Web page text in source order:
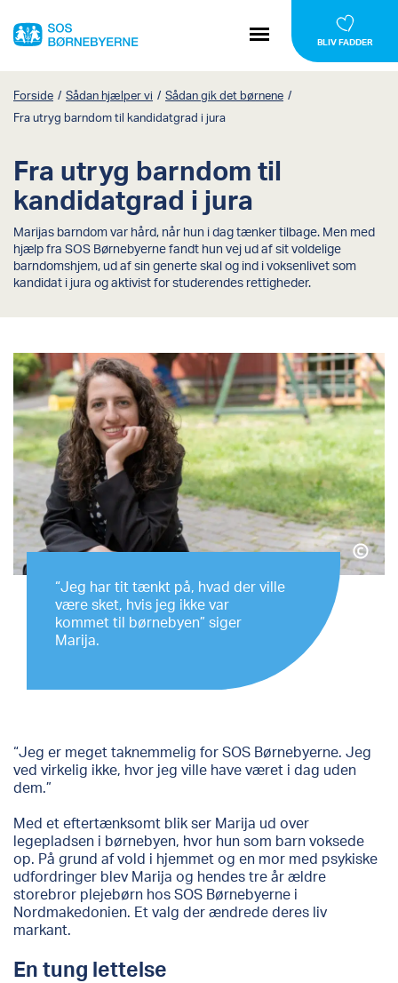
BLIV FADDER
Forside / Sådan hjælper vi / Sådan gik det børnene /
Fra utryg barndom til kandidatgrad i jura
Fra utryg barndom til
kandidatgrad i jura
Marijas barndom var hård, når hun i dag tænker tilbage. Men med
hjælp fra SOS Børnebyerne fandt hun vej ud af sit voldelige
barndomshjem, ud af sin generte skal og ind i voksenlivet som
kandidat i jura og aktivist for studerendes rettigheder.
“Jeg har tit tænkt på, hvad der ville
være sket, hvis jeg ikke var
kommet til børnebyen” siger
Marija.
“Jeg er meget taknemmelig for SOS Børnebyerne. Jeg
ved virkelig ikke, hvor jeg ville have været i dag uden
dem.”
Med et eftertænksomt blik ser Marija ud over
legepladsen i børnebyen, hvor hun som barn voksede
op. På grund af vold i hjemmet og en mor med psykiske
udfordringer blev Marija og hendes tre år ældre
storebror plejebørn hos SOS Børnebyerne i
Nordmakedonien. Et valg der ændrede deres liv
markant.
En tung lettelse